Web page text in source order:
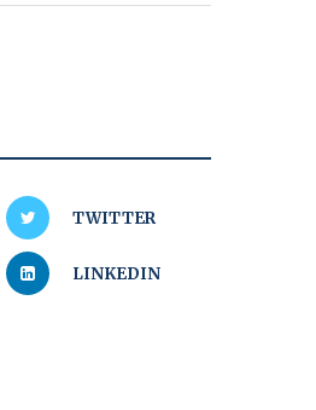
TWITTER
LINKEDIN